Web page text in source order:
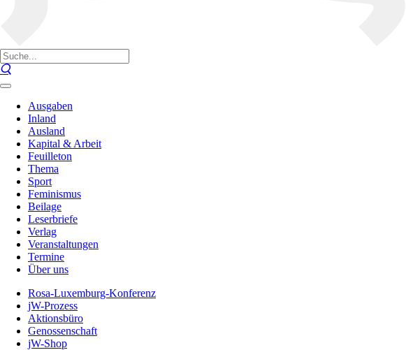
Ausgaben
Inland
Ausland
Kapital & Arbeit
Feuilleton
Thema
Sport
Feminismus
Beilage
Leserbriefe
Verlag
Veranstaltungen
Termine
Über uns
Rosa-Luxemburg-Konferenz
jW-Prozess
Aktionsbüro
Genossenschaft
jW-Shop